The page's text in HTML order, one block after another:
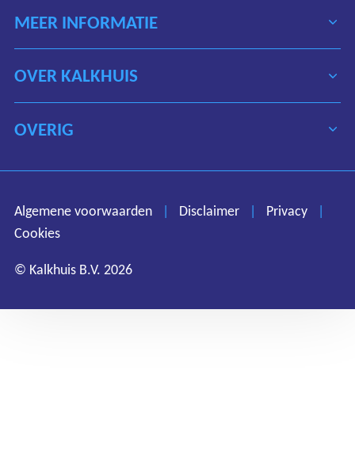
Disclaimer
Privacy
MEER INFORMATIE
OVER KALKHUIS
OVERIG
Algemene voorwaarden | Disclaimer | Privacy
|
Cookies
© Kalkhuis B.V. 2026